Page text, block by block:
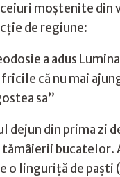
moștenite din
de regiune:
a adus
că nu mai
sa”
dejun din prima zi
bucatelor.
o linguriţă de paşti